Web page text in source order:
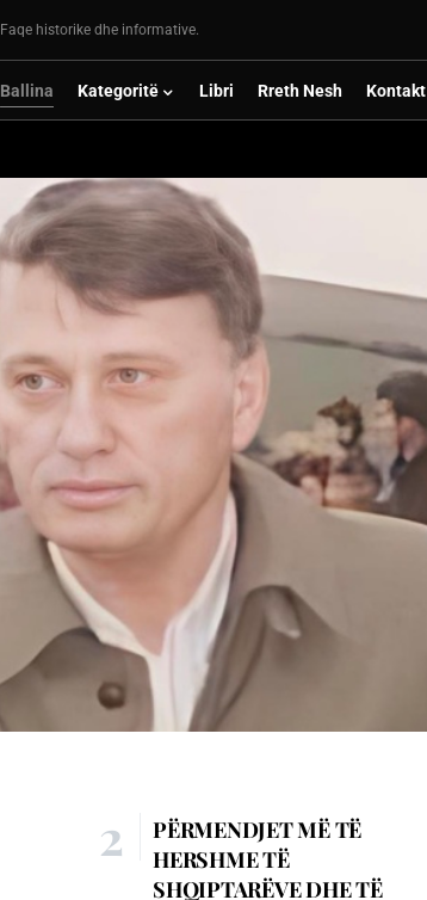
Faqe historike dhe informative.
Ballina Kategoritë Libri Rreth Nesh Kontakt
PËRMENDJET MË TË
HERSHME TË
SHQIPTARËVE DHE TË